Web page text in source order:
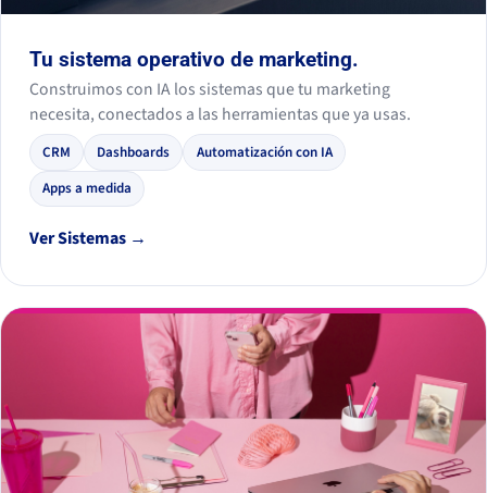
Tu sistema operativo de marketing.
Construimos con IA los sistemas que tu marketing
necesita, conectados a las herramientas que ya usas.
CRM Dashboards
Automatización con IA
Apps a medida
Ver Sistemas →